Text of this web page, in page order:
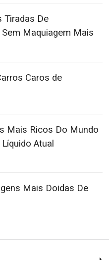
Tiradas De
Maquiagem Mais
Caros de
Mais Ricos Do Mundo
Atual
Mais Doidas De